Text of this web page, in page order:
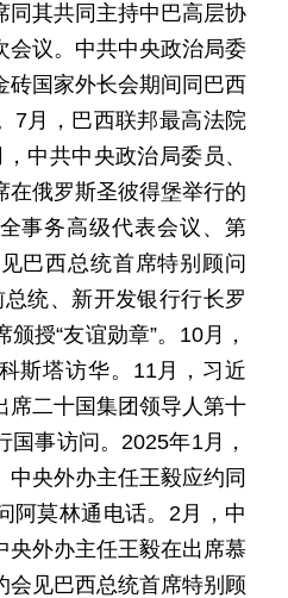
同其共同主持中巴高层协
会议。中共中央政治局委
砖国家外长会期间同巴西
7月，巴西联邦最高法院
中共中央政治局委员、
在俄罗斯圣彼得堡举行的
事务高级代表会议、第
巴西总统首席特别顾问
统、新开发银行行长罗
授“友谊勋章”。10月，
斯塔访华。11月，习近
席二十国集团领导人第十
国事访问。2025年1月，
中央外办主任王毅应约同
阿莫林通电话。2月，中
央外办主任王毅在出席慕
会见巴西总统首席特别顾